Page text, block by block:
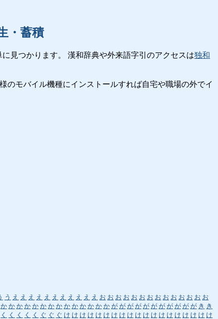
・蓄積
見つかります。 漢和辞典や外来語字引のアクセスは独和
のモバイル機種にインストールすれば自宅や職場の外でイ
う え え え え え え え え え え え お お お お お お お お お お お お お お
か か か か か か か か か か か か か か が が が が が が が が が が が き き
く く く く く ぐ ぐ ぐ け け け け け け け け け け け け け け け け け け け